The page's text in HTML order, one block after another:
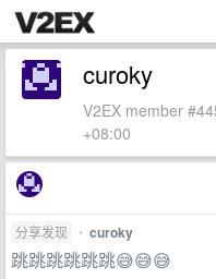
curoky
V2EX member
+08:00
分享发现 • curoky
跳跳跳跳跳跳😅😅😅